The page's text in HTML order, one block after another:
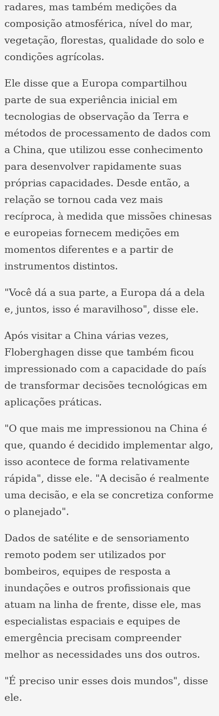
radares, mas também medições da
composição atmosférica, nível do mar,
vegetação, florestas, qualidade do solo e
condições agrícolas.
Ele disse que a Europa compartilhou
parte de sua experiência inicial em
tecnologias de observação da Terra e
métodos de processamento de dados com
a China, que utilizou esse conhecimento
para desenvolver rapidamente suas
próprias capacidades. Desde então, a
relação se tornou cada vez mais
recíproca, à medida que missões chinesas
e europeias fornecem medições em
momentos diferentes e a partir de
instrumentos distintos.
"Você dá a sua parte, a Europa dá a dela
e, juntos, isso é maravilhoso", disse ele.
Após visitar a China várias vezes,
Floberghagen disse que também ficou
impressionado com a capacidade do país
de transformar decisões tecnológicas em
aplicações práticas.
"O que mais me impressionou na China é
que, quando é decidido implementar algo,
isso acontece de forma relativamente
rápida", disse ele. "A decisão é realmente
uma decisão, e ela se concretiza conforme
o planejado".
Dados de satélite e de sensoriamento
remoto podem ser utilizados por
bombeiros, equipes de resposta a
inundações e outros profissionais que
atuam na linha de frente, disse ele, mas
especialistas espaciais e equipes de
emergência precisam compreender
melhor as necessidades uns dos outros.
"É preciso unir esses dois mundos", disse
ele.